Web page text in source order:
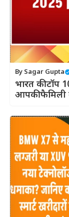
By Sagar Gupta
भारत की टॉप
आपकी फैमिली